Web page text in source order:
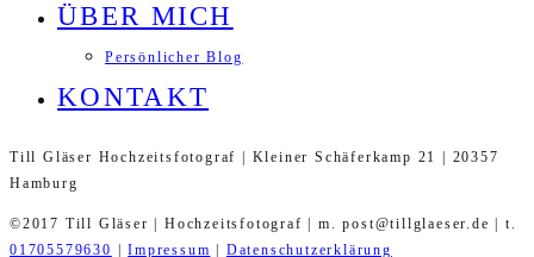
ÜBER MICH
Persönlicher Blog
KONTAKT
Till Gläser Hochzeitsfotograf | Kleiner Schäferkamp 21 | 20357
Hamburg
©2017 Till Gläser | Hochzeitsfotograf | m. post@tillglaeser.de | t.
01705579630
|Impressum Datenschutzerklärung